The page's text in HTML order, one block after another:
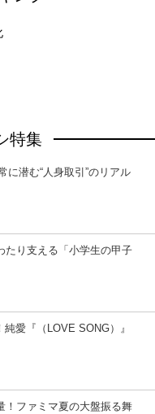
特集
に潜む“人身取引”のリアル
たり支える「小学生の甲子
愛『（LOVE SONG）』
！ファミマ夏の大盤振る舞